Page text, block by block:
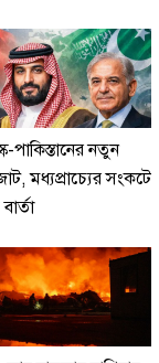
পাকিস্তানের নতুন
মধ্যপ্রাচ্যের সংকটে